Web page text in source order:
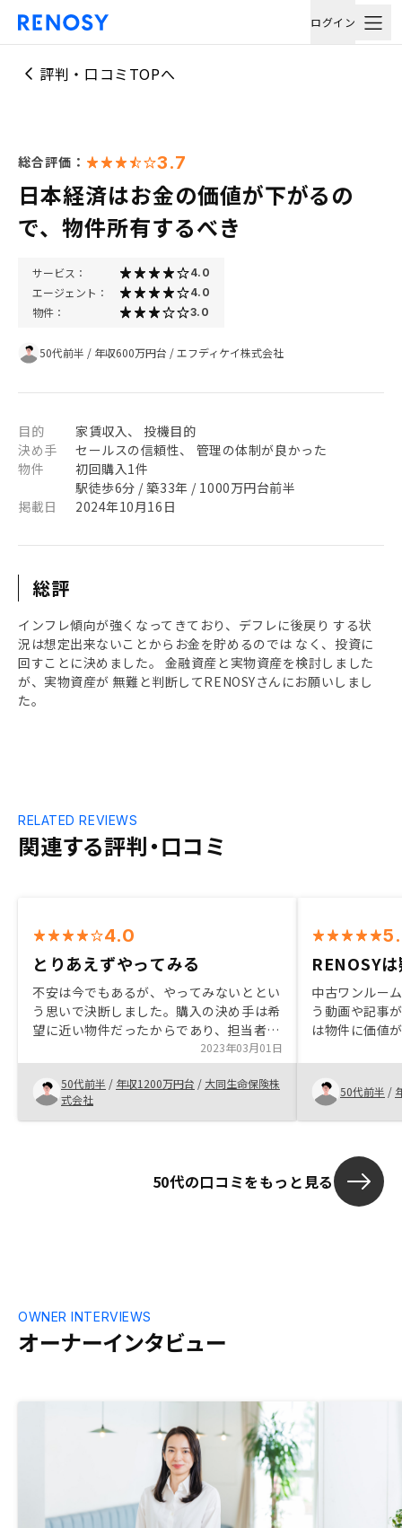
ログイン
評判・口コミTOPへ
総合評価： 3.7
日本経済はお金の価値が下がるの
で、物件所有するべき
サービス： 4.0
エージェント： 4.0
物件： 3.0
50代前半 / 年収600万円台 /エフディケイ株式会社
目的
家賃収入、 投機目的
決め手
セールスの信頼性、 管理の体制が良かった
物件
初回購入1件
駅徒歩6分 / 築33年 / 1000万円台前半
掲載日
2024年10月16日
総評
インフレ傾向が強くなってきており、デフレに後戻り する状
況は想定出来ないことからお金を貯めるのでは なく、投資に
回すことに決めました。 金融資産と実物資産を検討しました
が、実物資産が 無難と判断してRENOSYさんにお願いしまし
た。
関連する評判・口コミ
RELATED REVIEWS
4.0
とりあえずやってみる
不安は今でもあるが、やってみないととい
う思いで決断しました。購入の決め手は希
望に近い物件だったからであり、担当者の
説明に納得したからです。担当者はとても
熱心で好感が持てました。ありがとうござ
いました。
2023年03月01日
50代前半 / 年収1200万円台 / 大同生命保険株
式会社
RENOSY
中古ワンルー
う動画や記事
は物件に価値
した。良いこ
が、そこは自
今51歳。フル
る最後の機会
くテクノジー
方も複数物件
安心材料でし
50代前半 /
50代の口コミをもっと見る
オーナーインタビュー
OWNER INTERVIEWS